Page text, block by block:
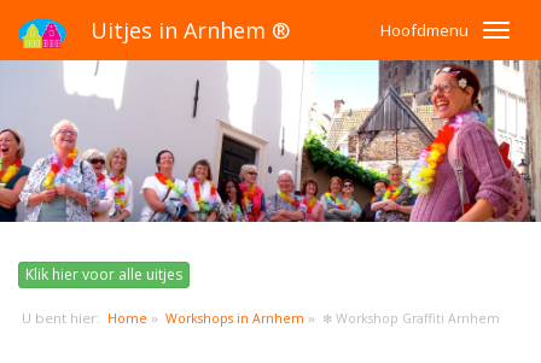
Hoofdmenu
Uitjes in Arnhem ®
Klik hier voor alle uitjes
U bent hier: Home » Workshops in Arnhem » ✻ Workshop Graffiti Arnhem